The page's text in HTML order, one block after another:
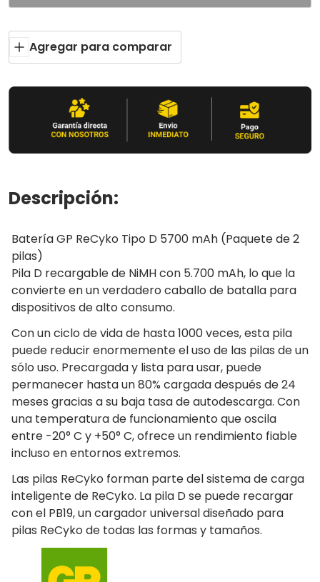
Agregar para comparar
Descripción:
Batería GP ReCyko Tipo D 5700 mAh (Paquete de 2
pilas)
Pila D recargable de NiMH con 5.700 mAh, lo que la
convierte en un verdadero caballo de batalla para
dispositivos de alto consumo.
Con un ciclo de vida de hasta 1000 veces, esta pila
puede reducir enormemente el uso de las pilas de un
sólo uso. Precargada y lista para usar, puede
permanecer hasta un 80% cargada después de 24
meses gracias a su baja tasa de autodescarga. Con
una temperatura de funcionamiento que oscila
entre -20° C y +50° C, ofrece un rendimiento fiable
incluso en entornos extremos.
Las pilas ReCyko forman parte del sistema de carga
inteligente de ReCyko. La pila D se puede recargar
con el PB19, un cargador universal diseñado para
pilas ReCyko de todas las formas y tamaños.